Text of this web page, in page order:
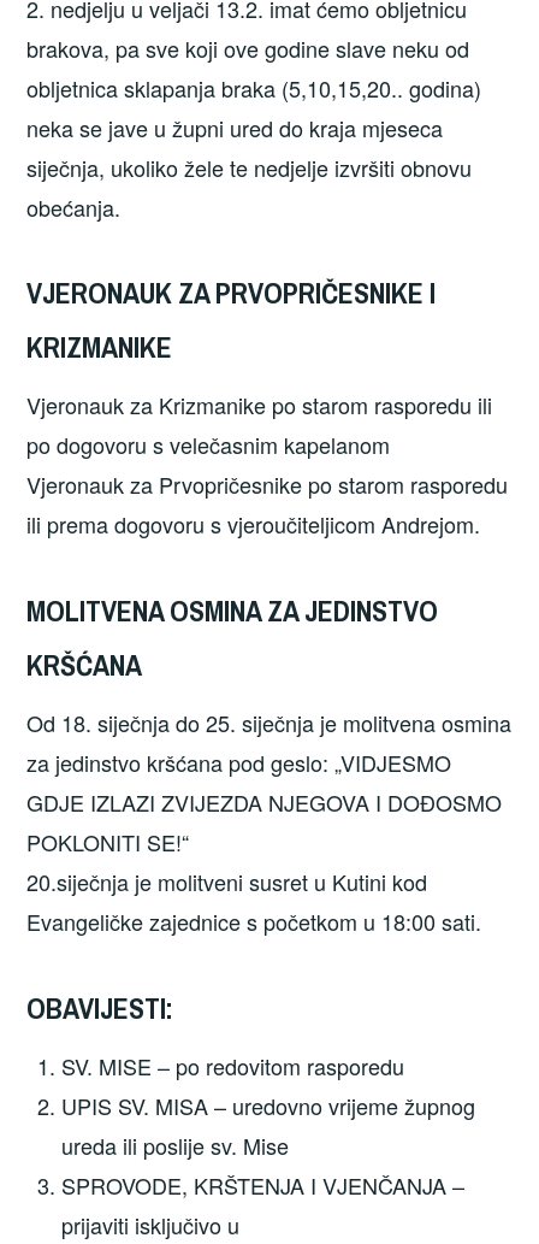
2. nedjelju u veljači 13.2. imat ćemo obljetnicu
brakova, pa sve koji ove godine slave neku od
obljetnica sklapanja braka (5,10,15,20.. godina)
neka se jave u župni ured do kraja mjeseca
siječnja, ukoliko žele te nedjelje izvršiti obnovu
obećanja.
VJERONAUK ZA PRVOPRIČESNIKE I
KRIZMANIKE
Vjeronauk za Krizmanike po starom rasporedu ili
po dogovoru s velečasnim kapelanom
Vjeronauk za Prvopričesnike po starom rasporedu
ili prema dogovoru s vjeroučiteljicom Andrejom.
MOLITVENA OSMINA ZA JEDINSTVO
KRŠĆANA
Od 18. siječnja do 25. siječnja je molitvena osmina
za jedinstvo kršćana pod geslo: „VIDJESMO
GDJE IZLAZI ZVIJEZDA NJEGOVA I DOĐOSMO
POKLONITI SE!“
20.siječnja je molitveni susret u Kutini kod
Evangeličke zajednice s početkom u 18:00 sati.
OBAVIJESTI:
SV. MISE – po redovitom rasporedu
UPIS SV. MISA – uredovno vrijeme župnog
ureda ili poslije sv. Mise
SPROVODE, KRŠTENJA I VJENČANJA –
prijaviti isključivo u